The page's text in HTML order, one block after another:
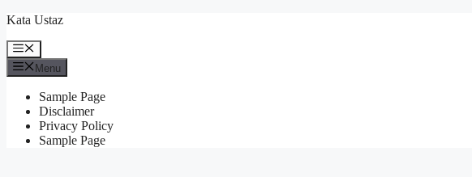
Skip
content
Kata Ustaz
Menu
Menu
Sample Page
Disclaimer
Privacy Policy
Sample Page